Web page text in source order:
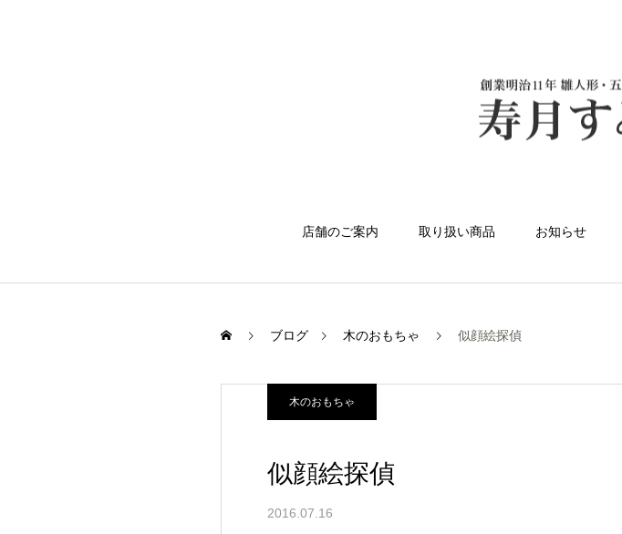
店舗のご案内 取り扱い商品 お知らせ
ブログ 木のおもちゃ 似顔絵探偵
木のおもちゃ
似顔絵探偵
2016.07.16